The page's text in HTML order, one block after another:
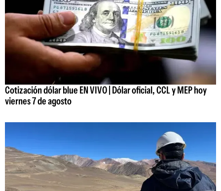
Cotización dólar blue EN VIVO | Dólar oficial, CCL y MEP hoy
viernes 7 de agosto